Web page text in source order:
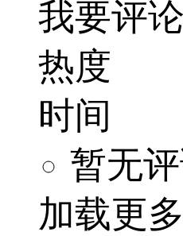
我要评论
热度
时间
暂无
加载更